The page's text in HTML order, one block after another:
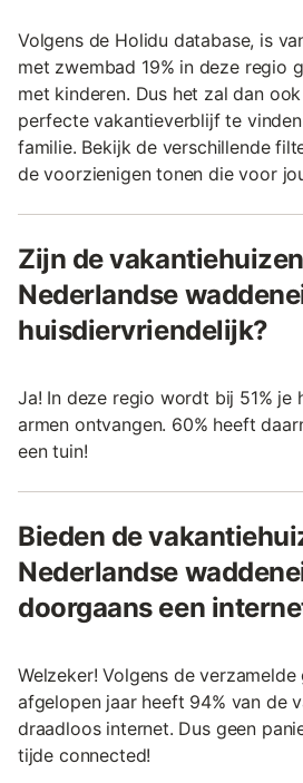
Volgens de Holidu database, is
met zwembad 19% in deze regio
met kinderen. Dus het zal dan
perfecte vakantieverblijf te
familie. Bekijk de verschillende
de voorzienigen tonen die voor
Zijn de
Nederlandse
huisdiervriendelijk?
Ja! In deze regio wordt bij 51% je
armen ontvangen. 60% heeft
een tuin!
Bieden de
Nederlandse
doorgaans een
Welzeker! Volgens de verzamelde
afgelopen jaar heeft 94% van de
draadloos internet. Dus geen
tijde connected!